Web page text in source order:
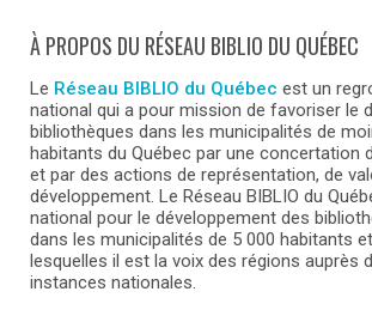
À PROPOS DU RÉSEAU BIBLIO DU QUÉBEC
Le Réseau BIBLIO du Québec est un
national qui a pour mission de favoriser le
bibliothèques dans les municipalités de
habitants du Québec par une concertation
et par des actions de représentation, de
développement. Le Réseau BIBLIO du
national pour le développement des
dans les municipalités de 5 000 habitants
lesquelles il est la voix des régions auprès
instances nationales.